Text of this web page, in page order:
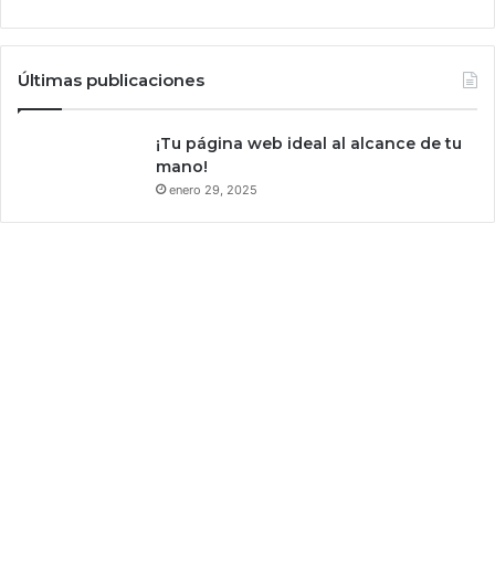
Últimas publicaciones
¡Tu página web ideal al alcance de tu
mano!
enero 29, 2025